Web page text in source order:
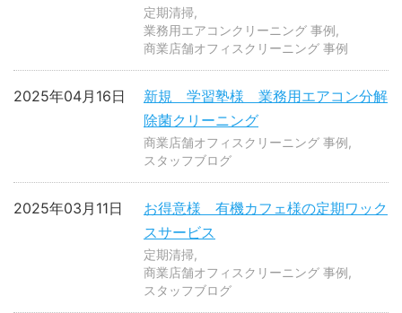
定期清掃
業務用エアコンクリーニング 事例
商業店舗オフィスクリーニング 事例
新規 学習塾様 業務用エアコン分解
除菌クリーニング
2025年04月16日
商業店舗オフィスクリーニング 事例
スタッフブログ
お得意様 有機カフェ様の定期ワック
スサービス
2025年03月11日
定期清掃
商業店舗オフィスクリーニング 事例
スタッフブログ